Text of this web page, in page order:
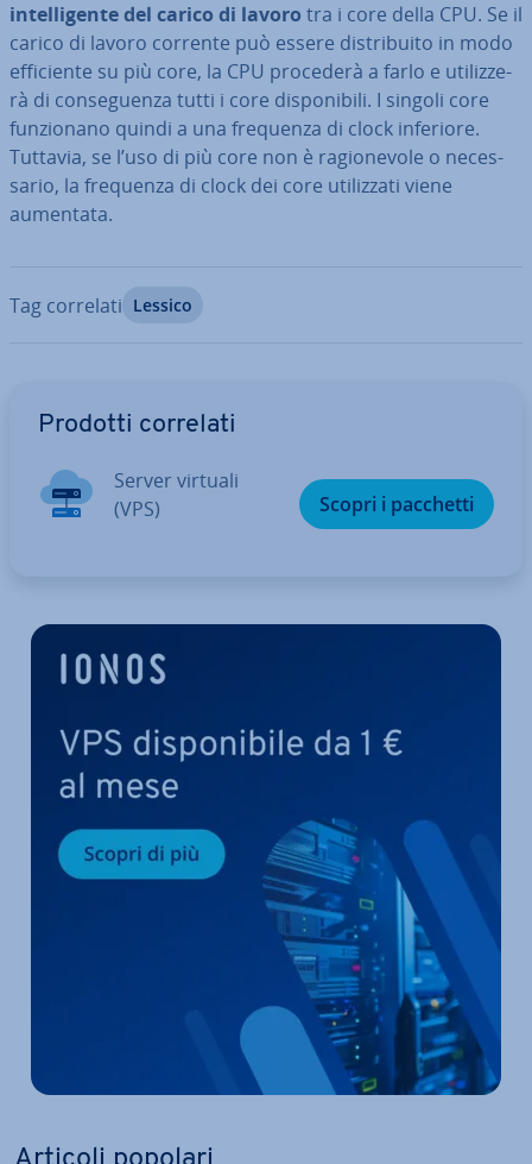
in­tel­li­gen­te del carico di lavoro tra i core della CPU. Se il
carico di lavoro corrente può essere di­stri­bui­to in modo
ef­fi­cien­te su più core, la CPU procederà a farlo e uti­liz­ze­
rà di con­se­guen­za tutti i core di­spo­ni­bi­li. I singoli core
fun­zio­na­no quindi a una frequenza di clock inferiore.
Tuttavia, se l’uso di più core non è ra­gio­ne­vo­le o ne­ces­
sa­rio, la frequenza di clock dei core uti­liz­za­ti viene
aumentata.
Tag correlati Lessico
Prodotti correlati
Server virtuali
(VPS)
Scopri i pacchetti